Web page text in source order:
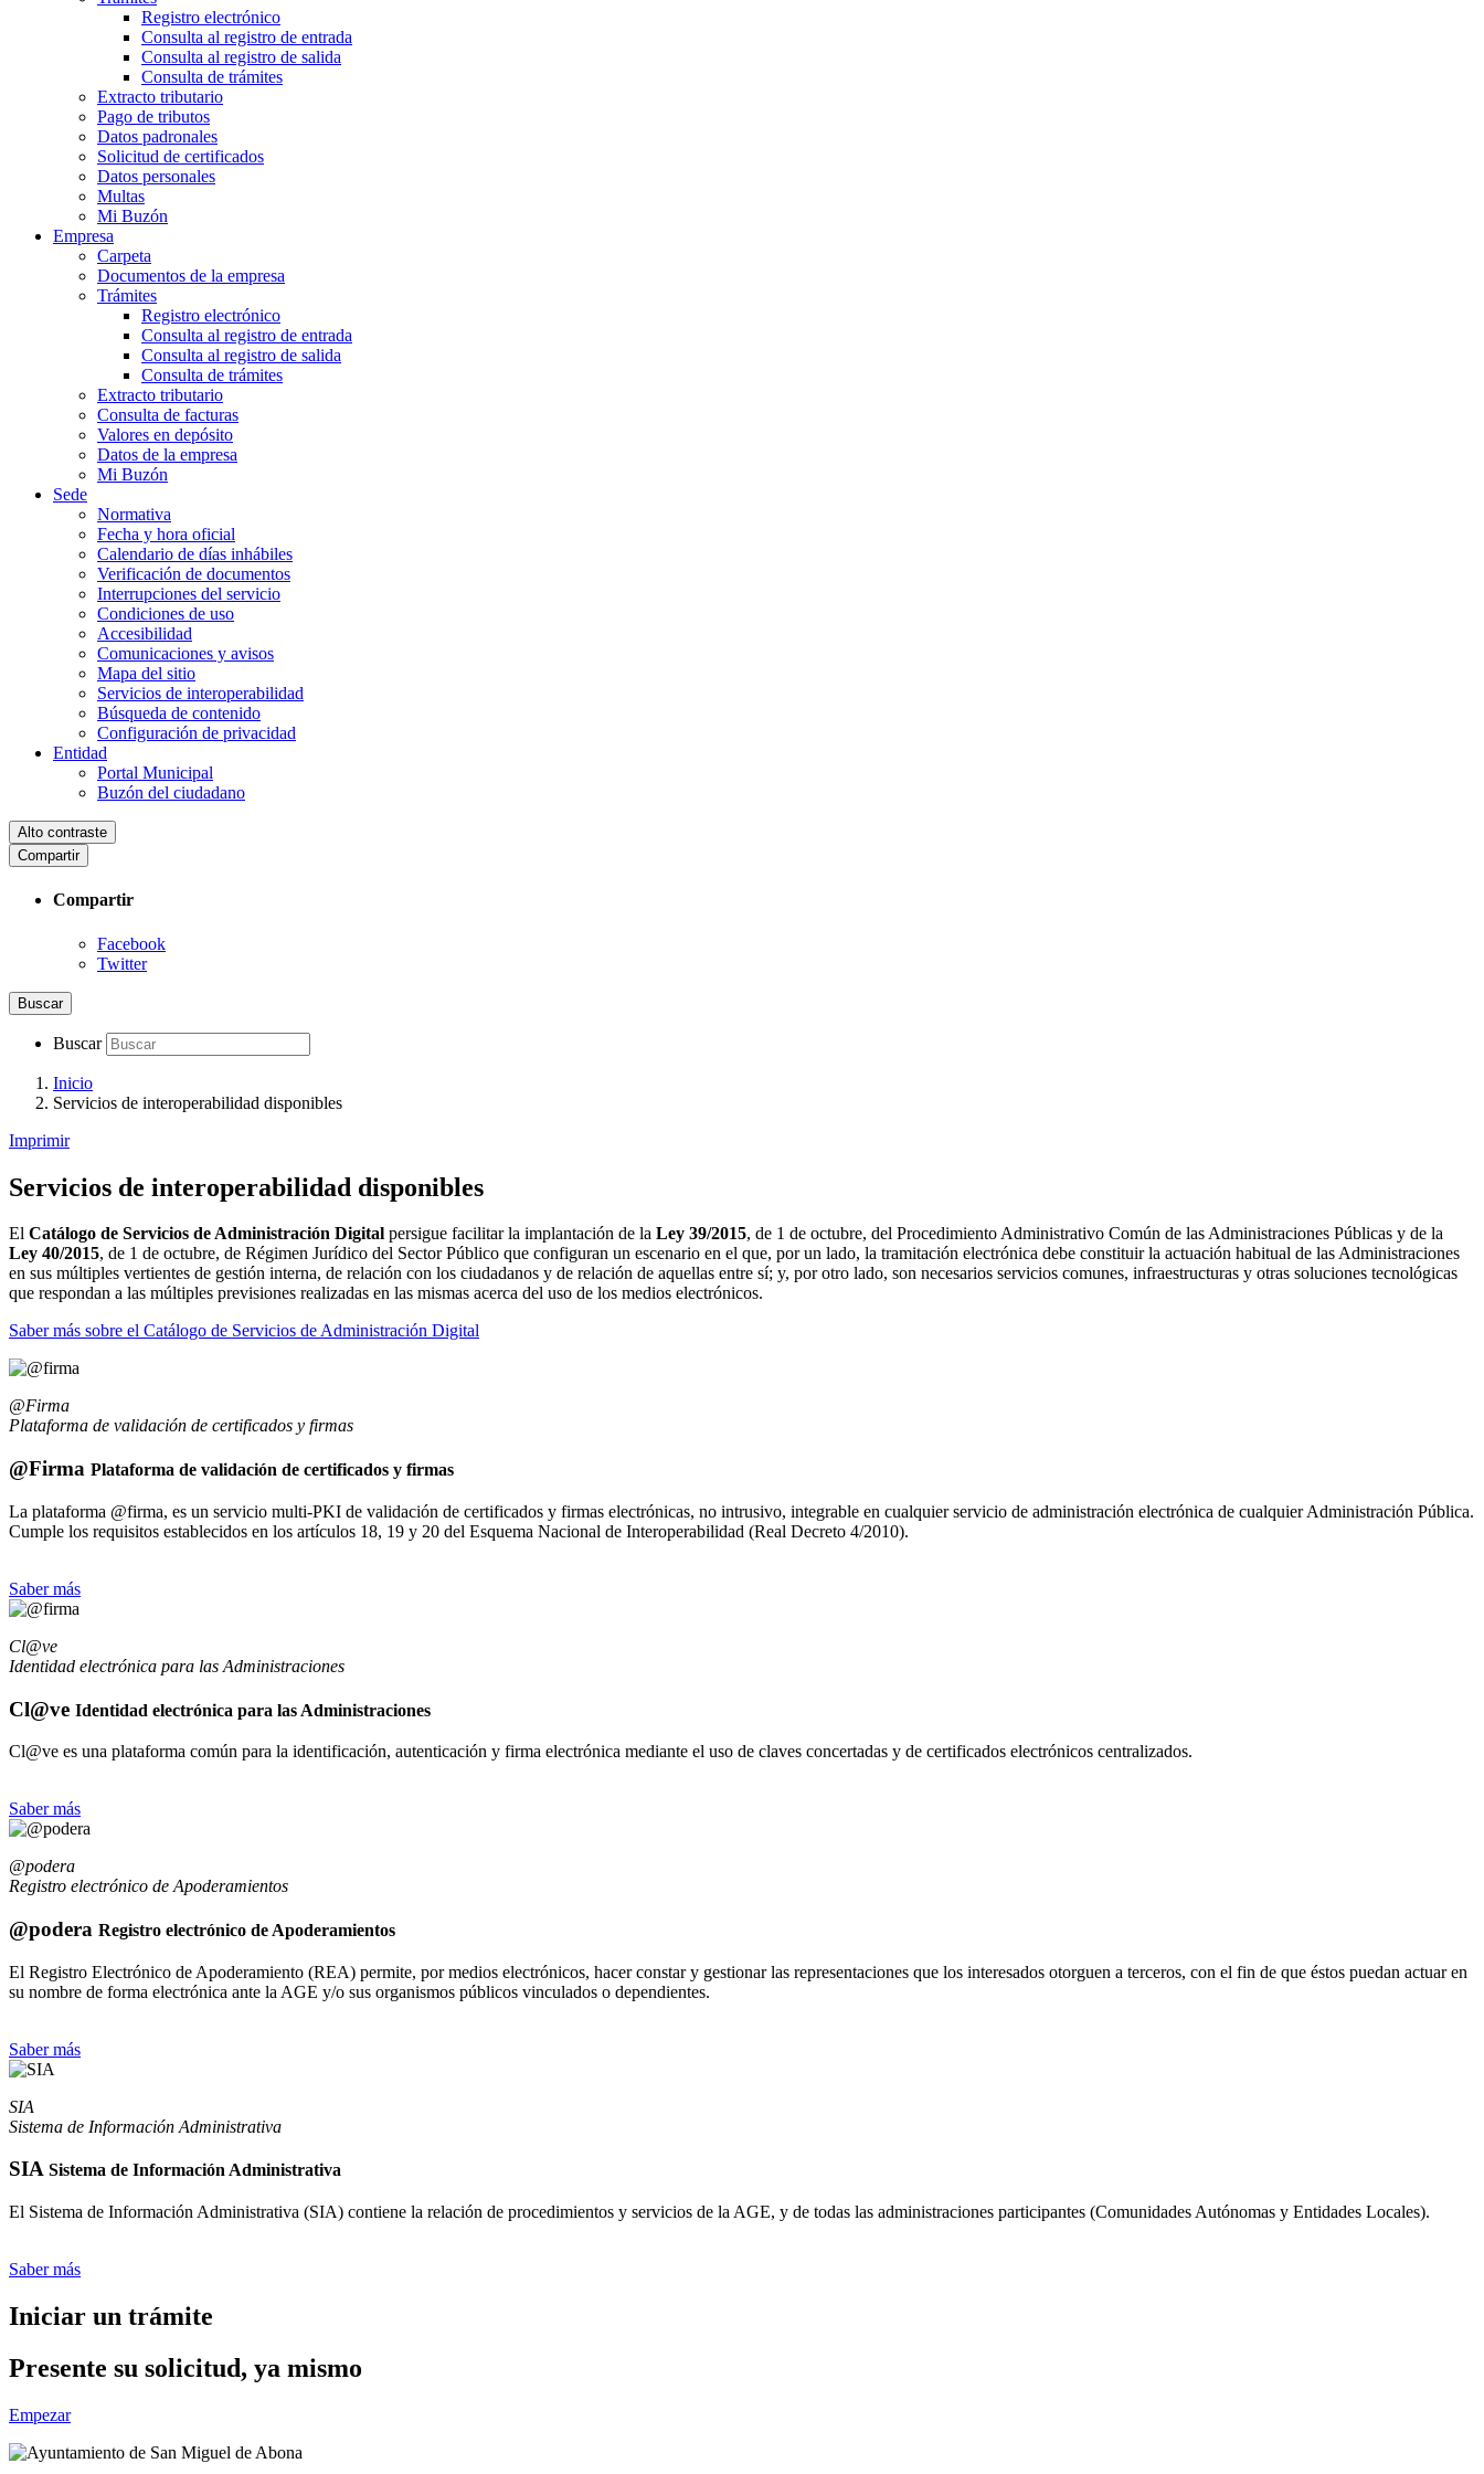
Registro electrónico
Consulta al registro de entrada
Consulta al registro de salida
Consulta de trámites
Extracto tributario
Pago de tributos
Datos padronales
Solicitud de certificados
Datos personales
Multas
Mi Buzón
Empresa
Carpeta
Documentos de la empresa
Trámites
Registro electrónico
Consulta al registro de entrada
Consulta al registro de salida
Consulta de trámites
Extracto tributario
Consulta de facturas
Valores en depósito
Datos de la empresa
Mi Buzón
Sede
Normativa
Fecha y hora oficial
Calendario de días inhábiles
Verificación de documentos
Interrupciones del servicio
Condiciones de uso
Accesibilidad
Comunicaciones y avisos
Mapa del sitio
Servicios de interoperabilidad
Búsqueda de contenido
Configuración de privacidad
Entidad
Portal Municipal
Buzón del ciudadano
Alto contraste
Compartir
Compartir
Facebook
Twitter
Buscar
Buscar
Inicio
Servicios de interoperabilidad disponibles
Imprimir
Servicios de interoperabilidad disponibles
El Catálogo de Servicios de Administración Digital persigue facilitar la implantación de la Ley 39/2015, de 1 de octubre, del Procedimiento Administrativo Común de las Administraciones Públicas y de la
Ley 40/2015, de 1 de octubre, de Régimen Jurídico del Sector Público que configuran un escenario en el que, por un lado, la tramitación electrónica debe constituir la actuación habitual de las Administraciones
en sus múltiples vertientes de gestión interna, de relación con los ciudadanos y de relación de aquellas entre sí; y, por otro lado, son necesarios servicios comunes, infraestructuras y otras soluciones tecnológicas
que respondan a las múltiples previsiones realizadas en las mismas acerca del uso de los medios electrónicos.
Saber más sobre el Catálogo de Servicios de Administración Digital
@Firma
Plataforma de validación de certificados y firmas
@Firma Plataforma de validación de certificados y firmas
La plataforma @firma, es un servicio multi-PKI de validación de certificados y firmas electrónicas, no intrusivo, integrable en cualquier servicio de administración electrónica de cualquier Administración Pública.
Cumple los requisitos establecidos en los artículos 18, 19 y 20 del Esquema Nacional de Interoperabilidad (Real Decreto 4/2010).
Saber más
Cl@ve
Identidad electrónica para las Administraciones
Cl@ve Identidad electrónica para las Administraciones
Cl@ve es una plataforma común para la identificación, autenticación y firma electrónica mediante el uso de claves concertadas y de certificados electrónicos centralizados.
Saber más
@podera
Registro electrónico de Apoderamientos
@podera Registro electrónico de Apoderamientos
El Registro Electrónico de Apoderamiento (REA) permite, por medios electrónicos, hacer constar y gestionar las representaciones que los interesados otorguen a terceros, con el fin de que éstos puedan actuar en
su nombre de forma electrónica ante la AGE y/o sus organismos públicos vinculados o dependientes.
Saber más
SIA
Sistema de Información Administrativa
SIA Sistema de Información Administrativa
El Sistema de Información Administrativa (SIA) contiene la relación de procedimientos y servicios de la AGE, y de todas las administraciones participantes (Comunidades Autónomas y Entidades Locales).
Saber más
Iniciar un trámite
Presente su solicitud, ya mismo
Empezar